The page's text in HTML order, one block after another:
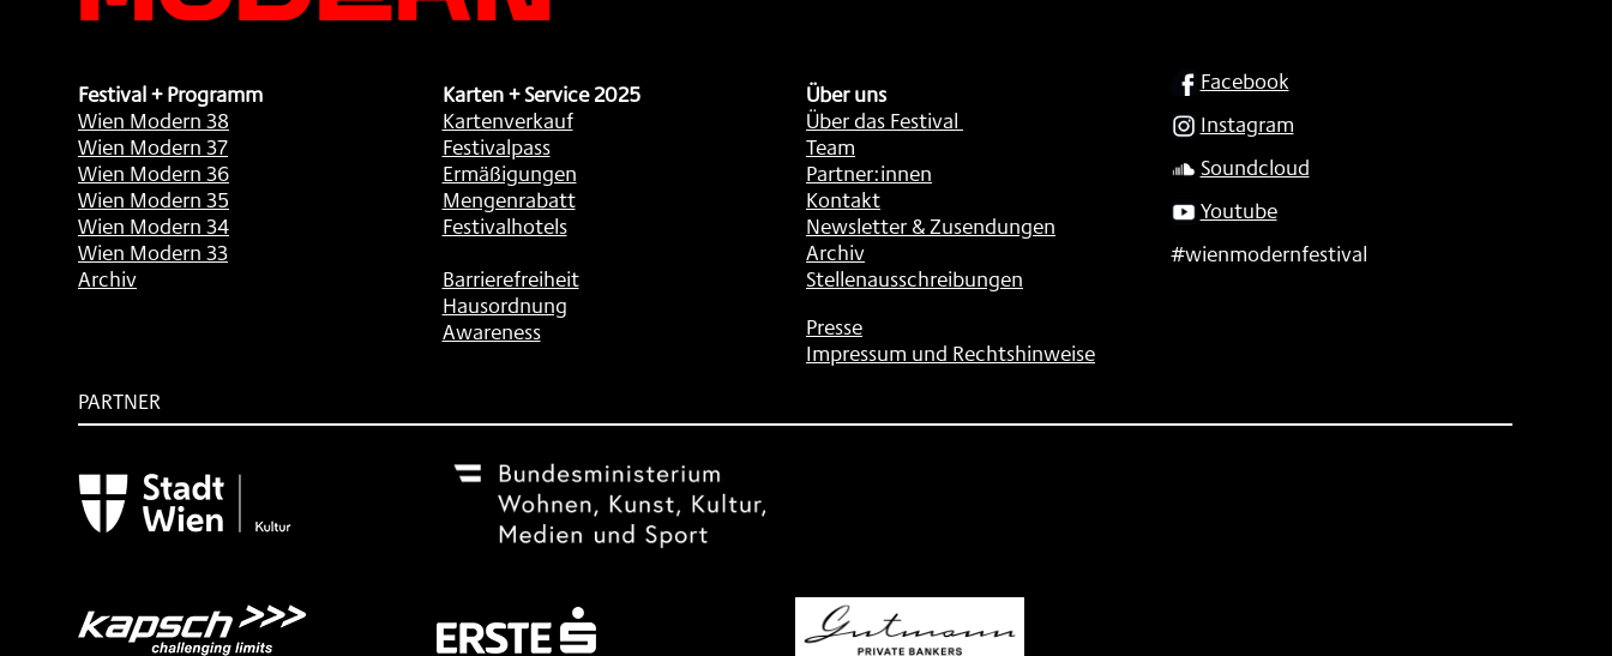
Festival + Programm
Wien Modern 38
Wien Modern 37
Wien Modern 36
Wien Modern 35
Wien Modern 34
Wien Modern 33
Archiv
Karten + Service 2025
Kartenverkauf
Festivalpass
Ermäßigungen
Mengenrabatt
Festivalhotels
Barrierefreiheit
Hausordnung
Awareness
Über uns
Über das Festival
Team
Partner:innen
Kontakt
Newsletter & Zusendungen
Archiv
Stellenausschreibungen
Presse
Impressum und Rechtshinweise
SOCIAL
Facebook
Instagram
Soundcloud
Youtube
#wienmodernfestival
PARTNER